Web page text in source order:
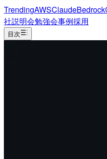
TrendingAWSClaudeBedrock
社説明会勉強会事例採用
目次